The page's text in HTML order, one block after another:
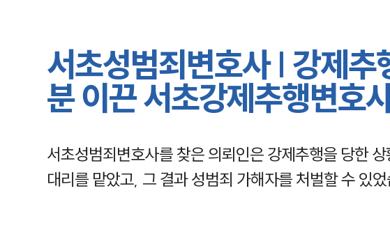
서초성범죄변호사 | 강제추
분 이끈 서초강제추행변호
서초성범죄변호사를 찾은 의뢰인은 강제추행을 당한
대리를 맡았고, 그 결과 성범죄 가해자를 처벌할 수 있